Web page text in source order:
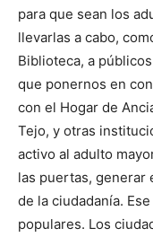
para que sean los
llevarlas a cabo,
Biblioteca, a
que ponernos en
con el Hogar de
Tejo, y otras
activo al adulto
las puertas, generar
de la ciudadanía.
populares. Los